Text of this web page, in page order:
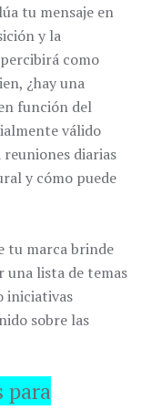
tu mensaje en
y la
como
¿hay una
función del
válido
reuniones diarias
y cómo puede
tu marca brinde
una lista de temas
iniciativas
sobre las
para